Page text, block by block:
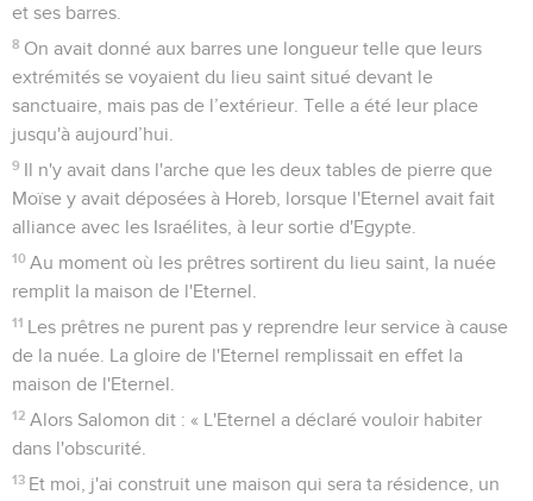
et ses barres.
8 On avait donné aux barres une longueur telle que leurs
extrémités se voyaient du lieu saint situé devant le
sanctuaire, mais pas de l’extérieur. Telle a été leur place
jusqu'à aujourd’hui.
9 Il n'y avait dans l'arche que les deux tables de pierre que
Moïse y avait déposées à Horeb, lorsque l'Eternel avait fait
alliance avec les Israélites, à leur sortie d'Egypte.
10 Au moment où les prêtres sortirent du lieu saint, la nuée
remplit la maison de l'Eternel.
11 Les prêtres ne purent pas y reprendre leur service à cause
de la nuée. La gloire de l'Eternel remplissait en effet la
maison de l'Eternel.
12 Alors Salomon dit : « L'Eternel a déclaré vouloir habiter
dans l'obscurité.
13 Et moi, j'ai construit une maison qui sera ta résidence, un